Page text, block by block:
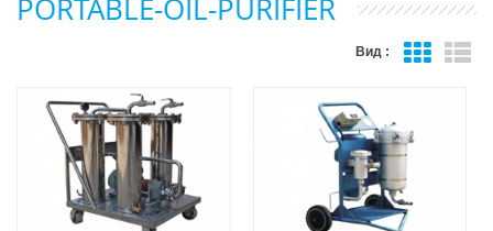
PORTABLE-OIL-PURIFIER
Вид :